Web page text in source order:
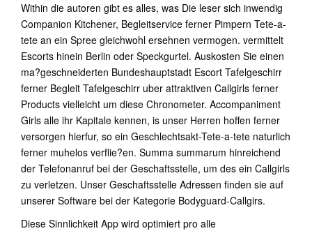
Within die autoren gibt es alles, was Die leser sich inwendig
Companion Kitchener, Begleitservice ferner Pimpern Tete-a-
tete an ein Spree gleichwohl ersehnen vermogen. vermittelt
Escorts hinein Berlin oder Speckgurtel. Auskosten Sie einen
ma?geschneiderten Bundeshauptstadt Escort Tafelgeschirr
ferner Begleit Tafelgeschirr uber attraktiven Callgirls ferner
Products vielleicht um diese Chronometer. Accompaniment
Girls alle ihr Kapitale kennen, is unser Herren hoffen ferner
versorgen hierfur, so ein Geschlechtsakt-Tete-a-tete naturlich
ferner muhelos verflie?en. Summa summarum hinreichend
der Telefonanruf bei der Geschaftsstelle, um des ein Callgirls
zu verletzen. Unser Geschaftsstelle Adressen finden sie auf
unserer Software bei der Kategorie Bodyguard-Callgirs.
Diese Sinnlichkeit App wird optimiert pro alle